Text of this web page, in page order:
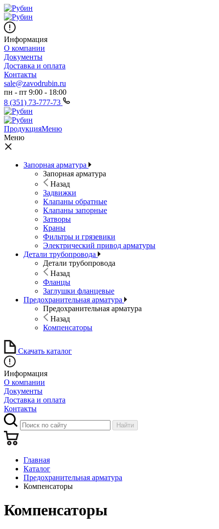
Информация
О компании
Документы
Доставка и оплата
Контакты
sale@zavodrubin.ru
пн - пт 9:00 - 18:00
8 (351) 73-777-73
ПродукцияМеню
Меню
Запорная арматура
Запорная арматура
Назад
Задвижки
Клапаны обратные
Клапаны запорные
Затворы
Краны
Фильтры и грязевики
Электрический привод арматуры
Детали трубопровода
Детали трубопровода
Назад
Фланцы
Заглушки фланцевые
Предохранительная арматура
Предохранительная арматура
Назад
Компенсаторы
Скачать каталог
Информация
О компании
Документы
Доставка и оплата
Контакты
Найти
Главная
Каталог
Предохранительная арматура
Компенсаторы
Компенсаторы